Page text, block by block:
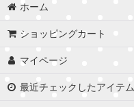
ホーム
ショッピングカート
マイページ
最近チェックしたアイテム